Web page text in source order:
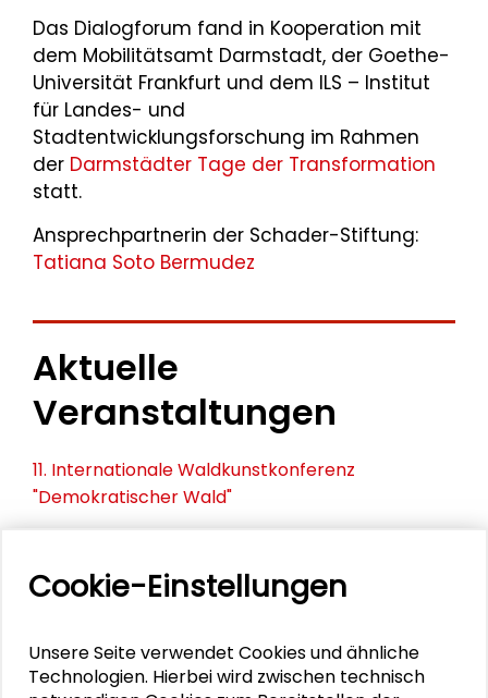
Das Dialogforum fand in Kooperation mit
dem Mobilitätsamt Darmstadt, der Goethe-
Universität Frankfurt und dem ILS – Institut
für Landes- und
Stadtentwicklungsforschung im Rahmen
der Darmstädter Tage der Transformation
statt.
Ansprechpartnerin der Schader-Stiftung:
Tatiana Soto Bermudez
Aktuelle
Veranstaltungen
11. Internationale Waldkunstkonferenz
"Demokratischer Wald"
Zusammen mehr erreichen – Zukunftsbündnis im
Schader-Festival 2026
Cookie-Einstellungen
Unsere Seite verwendet Cookies und ähnliche
Technologien. Hierbei wird zwischen technisch